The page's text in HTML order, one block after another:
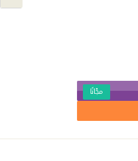
مجّانًا